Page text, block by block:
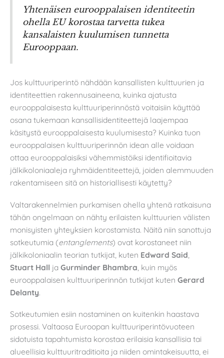
Yhtenäisen eurooppalaisen identiteetin
ohella EU korostaa tarvetta tukea
kansalaisten kuulumisen tunnetta
Eurooppaan.
Jos kulttuuriperintö nähdään kansallisten kulttuurien ja
identiteettien rakennusaineena, kuinka ajatusta
eurooppalaisesta kulttuuriperinnöstä voitaisiin käyttää
osana tukemaan kansallisidentiteettejä laajempaa
käsitystä eurooppalaisesta kuulumisesta? Kuinka tuon
eurooppalaisen kulttuuriperinnön idean alle voidaan
ottaa eurooppalaisiksi vähemmistöiksi identifioitavia
jälkikoloniaaleja ryhmäidentiteettejä, joiden alemmuuden
rakentamiseen sitä on historiallisesti käytetty?
Valtarakennelmien purkamisen ohella yhtenä ratkaisuna
tähän ongelmaan on nähty erilaisten kulttuurien välisten
monisyisten yhteyksien korostamista. Näitä niin sanottuja
sotkeutumia (entanglements) ovat korostaneet niin
jälkikoloniaalin teorian tutkijat, kuten Edward Said
Stuart Hall ja Gurminder Bhambra , kuin myös
eurooppalaisen kulttuuriperinnön tutkijat kuten Gerard
Delanty.
Sotkeutumien esiin nostaminen on kuitenkin haastava
prosessi. Valtaosa Euroopan kulttuuriperintövuoteen
sidotuista tapahtumista korostaa erilaisia kansallisia tai
alueellisia kulttuuritraditioita ja niiden omintakeisuutta, ei